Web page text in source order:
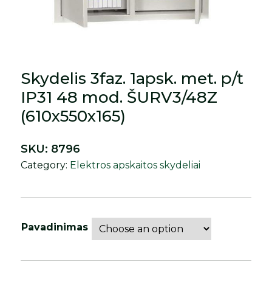
Skydelis 3faz. 1apsk. met. p/t
IP31 48 mod. ŠURV3/48Z
(610x550x165)
Pavadinimas
SKU: 8796
Category: Elektros apskaitos skydeliai